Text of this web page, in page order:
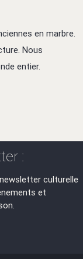
en marbre.
Nous
entier.
:
culturelle
et